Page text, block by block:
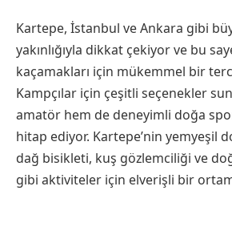
Kartepe, İstanbul ve Ankara gibi
yakınlığıyla dikkat çekiyor ve bu
kaçamakları için mükemmel bir
Kampçılar için çeşitli seçenekler
amatör hem de deneyimli doğa
hitap ediyor. Kartepe’nin yemyeşil
dağ bisikleti, kuş gözlemciliği ve
gibi aktiviteler için elverişli bir